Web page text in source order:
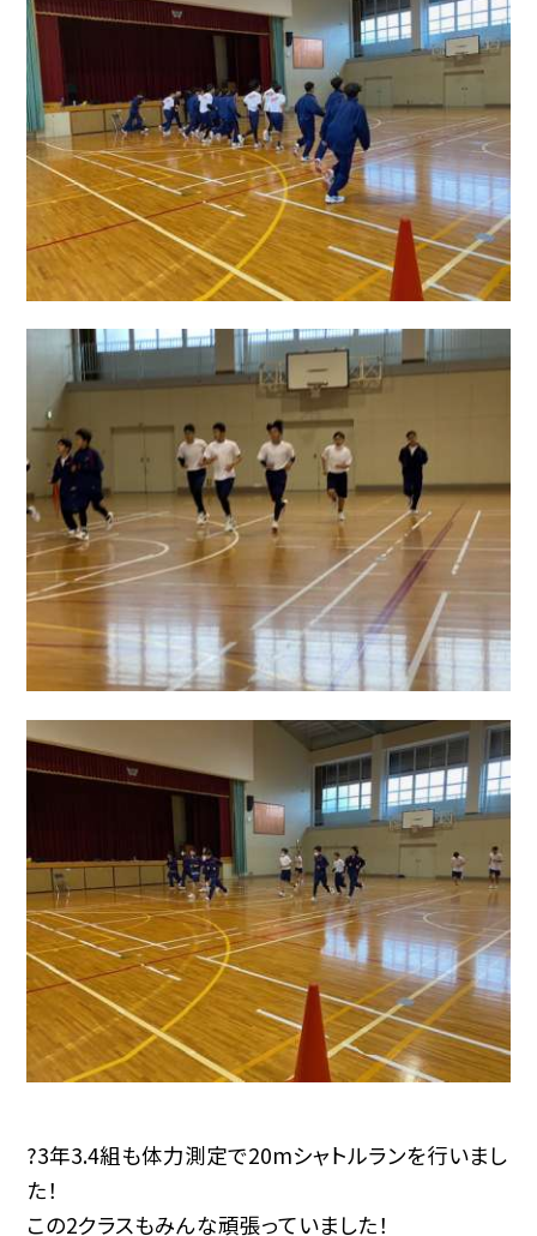
?3年3.4組も体力測定で20mシャトルランを行いまし
た！
この2クラスもみんな頑張っていました！